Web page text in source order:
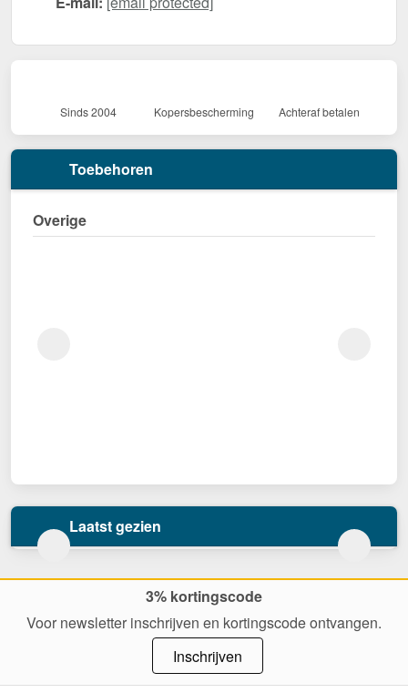
Sinds 2004 Kopersbescherming Achteraf betalen
Toebehoren
Overige
Laatst gezien
3% kortingscode
Voor newsletter inschrijven en kortingscode ontvangen.
Inschrijven